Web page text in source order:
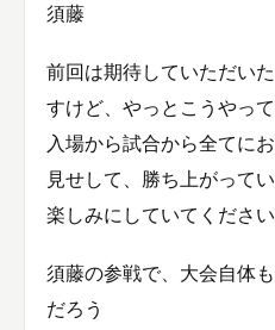
須藤
前回は期待していただい
すけど、やっとこうやっ
入場から試合から全てに
見せして、勝ち上がって
楽しみにしていてくださ
須藤の参戦で、大会自体
だろう